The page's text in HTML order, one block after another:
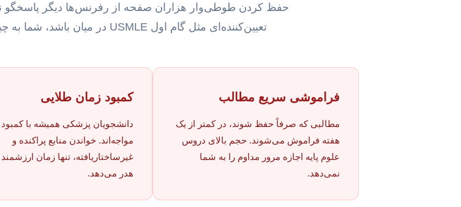
حفظ کردن طوطی‌وار هزاران صفحه از رفرنس‌ها دیگر پاسخگو
تعیین‌کننده‌ای مثل گام اول USMLE در میان باشد، شما به چیزی فراتر از “حدس و خطا” نیاز دارید.
فراموشی سریع مطالب
مطالبی که صرفاً حفظ شوند، در کمتر از یک
هفته فراموش می‌شوند. حجم بالای دروس
علوم پایه اجازه مرور مداوم را به شما
نمی‌دهد.
کمبود زمان طلایی
دانشجویان پزشکی همیشه با
مواجه‌اند. خواندن منابع پراکنده و
غیرساختاریافته، تنها زمان
هدر می‌دهد.